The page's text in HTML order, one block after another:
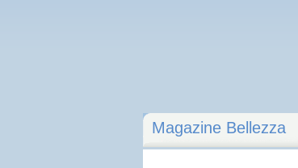
Magazine Bellezza